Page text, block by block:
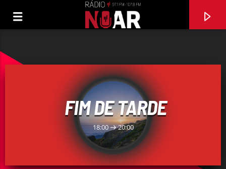
FIM DE TARDE
18:00 20:00